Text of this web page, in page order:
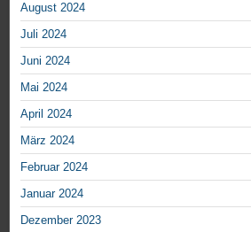
August 2024
Juli 2024
Juni 2024
Mai 2024
April 2024
März 2024
Februar 2024
Januar 2024
Dezember 2023